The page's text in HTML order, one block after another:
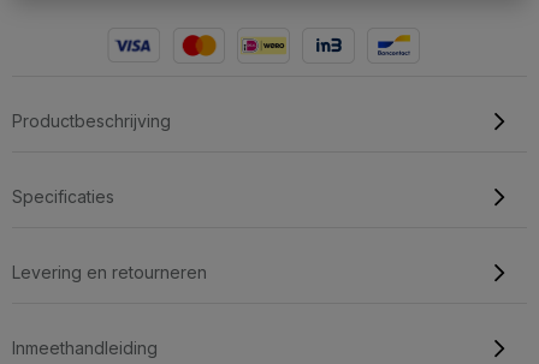
Productbeschrijving
Specificaties
Levering en retourneren
Inmeethandleiding